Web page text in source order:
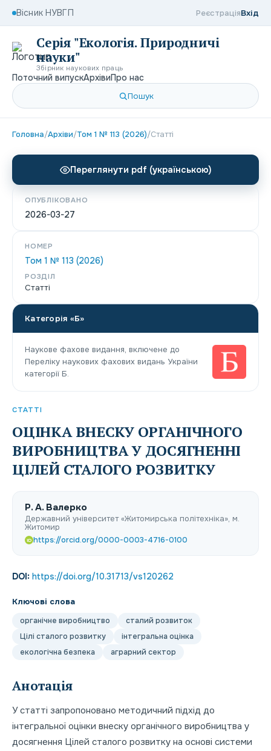
Вісник НУВГП РеєстраціяВхід
Серія "Екологія. Природничі
науки"
Збірник наукових праць
Поточний випускАрхівиПро нас
Пошук
Головна/Архіви/Том 1 № 113 (2026)/Статті
СТАТТІ
ОЦІНКА ВНЕСКУ ОРГАНІЧНОГО
ВИРОБНИЦТВА У ДОСЯГНЕННІ
ЦІЛЕЙ СТАЛОГО РОЗВИТКУ
Р. А. Валерко
Державний університет «Житомирська політехніка», м.
Житомир
iD https://orcid.org/0000-0003-4716-0100
DOI: https://doi.org/10.31713/vs120262
Ключові слова
органічне виробництво
сталий розвиток
Цілі сталого розвитку
інтегральна оцінка
екологічна безпека
аграрний сектор
Анотація
У статті запропоновано методичний підхід до
інтегральної оцінки внеску органічного виробництва у
досягнення Цілей сталого розвитку на основі системи
Переглянути pdf (українською)
ОПУБЛІКОВАНО
2026-03-27
НОМЕР
Том 1 № 113 (2026)
РОЗДІЛ
Статті
Категорія «Б»
Наукове фахове видання, включене до
Переліку наукових фахових видань України
категорії Б.